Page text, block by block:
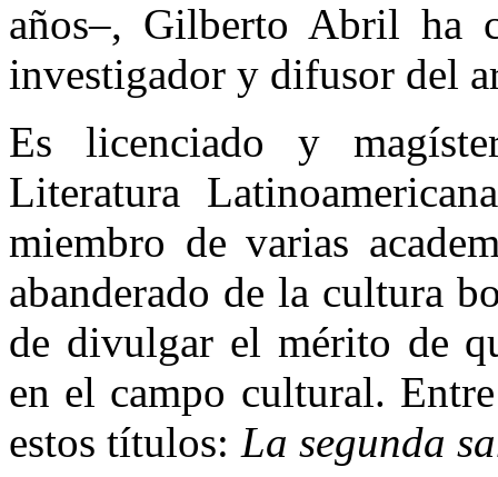
años–, Gilberto Abril ha
investigador y difusor del
Es licenciado y
Literatura
miembro de varias
abanderado de la cultura
de divulgar el mérito de
en el campo cultural.
estos títulos: La segunda